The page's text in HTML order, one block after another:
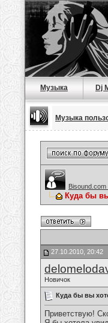
Музыка Dj
Музыка
Куда бы
27.10.2010, 20:42
Новичок
Куда бы вы
Приветствую!